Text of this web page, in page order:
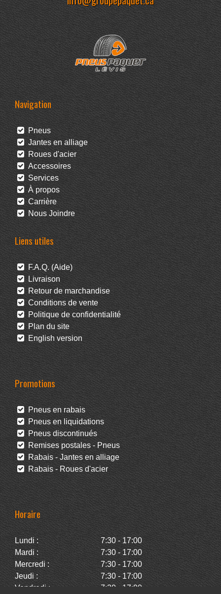
Navigation
Pneus
Jantes en alliage
Roues d'acier
Accessoires
Services
À propos
Carrière
Nous Joindre
Liens utiles
F.A.Q. (Aide)
Livraison
Retour de marchandise
Conditions de vente
Politique de confidentialité
Plan du site
English version
Promotions
Pneus en rabais
Pneus en liquidations
Pneus discontinués
Remises postales - Pneus
Rabais - Jantes en alliage
Rabais - Roues d'acier
Horaire
Lundi :
7:30 - 17:00
Mardi :
7:30 - 17:00
Mercredi :
7:30 - 17:00
Jeudi :
7:30 - 17:00
Vendredi :
7:30 - 17:00